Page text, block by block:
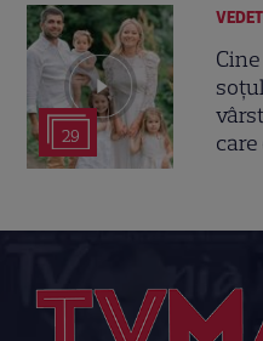
29
care